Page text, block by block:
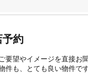
予約
要望やイメージを直接お
件も、とても良い物件で